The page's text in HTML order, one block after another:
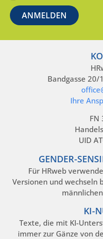
Bandgasse 20/
Ihre
FN
UID
GENDER-
Für HRweb
Versionen und wechseln
KI-
Texte, die mit KI-
immer zur Gänze von